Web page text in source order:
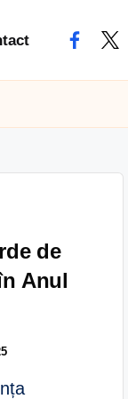
de
Anul